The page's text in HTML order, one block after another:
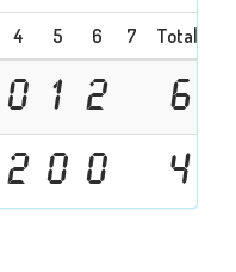
4 5 6 7
Totalt
0 1 2 6
2 0 0 4